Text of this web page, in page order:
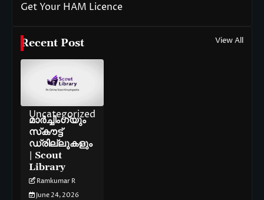
Get Your HAM Licence
Recent Post View All
Uncategorized
മാർച്ചിംഗ്‌യും
സ്‌കൗട്ട്
ഡ്രില്ലുകളും
| Scout
Library
Ramkumar R
June 24, 2026